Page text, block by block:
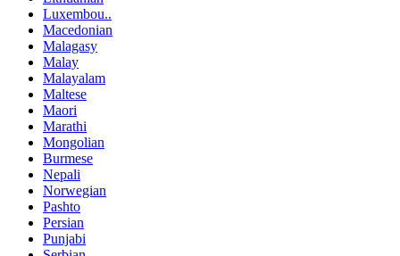
Luxembou..
Macedonian
Malagasy
Malay
Malayalam
Maltese
Maori
Marathi
Mongolian
Burmese
Nepali
Norwegian
Pashto
Persian
Punjabi